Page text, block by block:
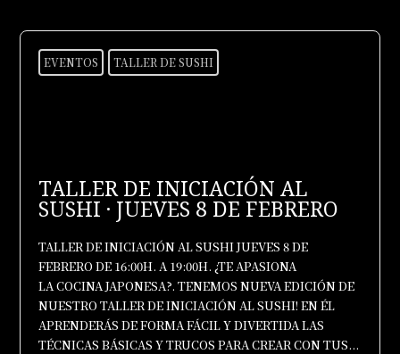
EVENTOS TALLER DE SUSHI
TALLER DE INICIACIÓN AL
SUSHI · JUEVES 8 DE FEBRERO
TALLER DE INICIACIÓN AL SUSHI JUEVES 8 DE
FEBRERO DE 16:00H. A 19:00H. ¿TE APASIONA
LA COCINA JAPONESA?. TENEMOS NUEVA EDICIÓN DE
NUESTRO TALLER DE INICIACIÓN AL SUSHI! EN ÉL
APRENDERÁS DE FORMA FÁCIL Y DIVERTIDA LAS
TÉCNICAS BÁSICAS Y TRUCOS PARA CREAR CON TUS...